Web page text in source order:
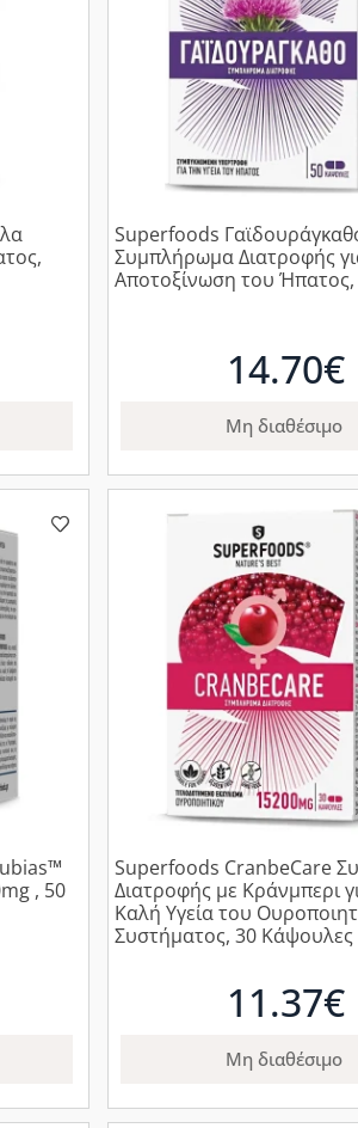
Superfoods
Συμπλήρωμα Διατροφής
Αποτοξίνωση του Ήπατος,
14.70€
Μη διαθέσιμο
, 50
Superfoods CranbeCare
Διατροφής με Κράνμπερι
Καλή Υγεία του
Συστήματος, 30 Κάψουλες
11.37€
Μη διαθέσιμο